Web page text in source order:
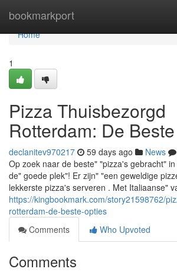
bookmarkport
Home
Home
1
Pizza Thuisbezorgd
Rotterdam: De
declanitev970217 59 days ago News
Op zoek naar de beste" "pizza's gebracht"
de" goede plek"! Er zijn" "een geweldige
lekkerste pizza's serveren . Met Italiaanse"
https://kingbookmark.com/story21598762/
rotterdam-de-beste-opties
Comments
Who Upvoted
Comments